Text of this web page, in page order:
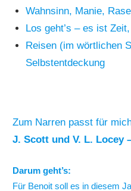
Wahnsinn, Manie,
Los geht’s – es ist
Reisen (im wörtlichen
Selbstentdeckung
Zum Narren passt für
J. Scott und V. L. Locey
Darum geht’s:
Für Benoit soll es in diesem